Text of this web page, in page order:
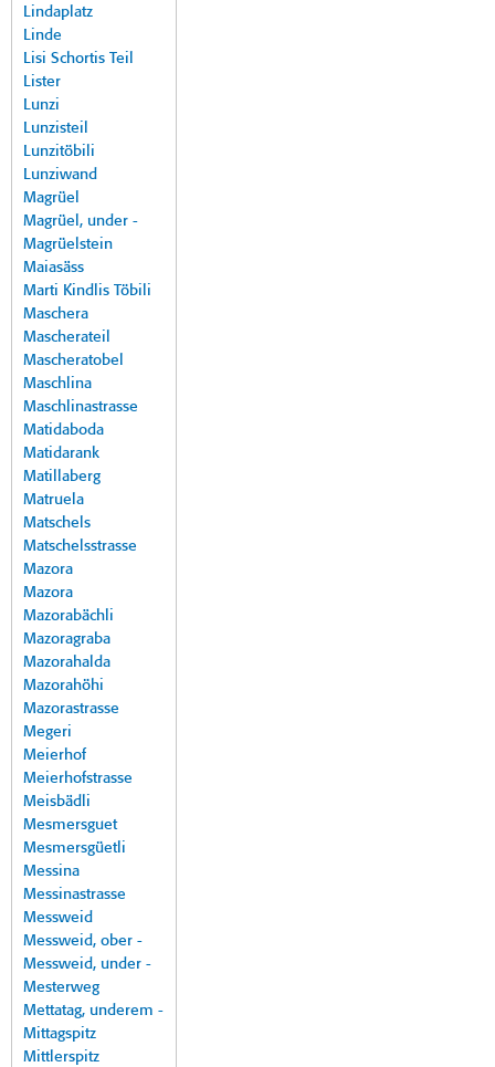
Lindaplatz
Linde
Lisi Schortis Teil
Lister
Lunzi
Lunzisteil
Lunzitöbili
Lunziwand
Magrüel
Magrüel, under -
Magrüelstein
Maiasäss
Marti Kindlis Töbili
Maschera
Mascherateil
Mascheratobel
Maschlina
Maschlinastrasse
Matidaboda
Matidarank
Matillaberg
Matruela
Matschels
Matschelsstrasse
Mazora
Mazora
Mazorabächli
Mazoragraba
Mazorahalda
Mazorahöhi
Mazorastrasse
Megeri
Meierhof
Meierhofstrasse
Meisbädli
Mesmersguet
Mesmersgüetli
Messina
Messinastrasse
Messweid
Messweid, ober -
Messweid, under -
Mesterweg
Mettatag, underem -
Mittagspitz
Mittlerspitz